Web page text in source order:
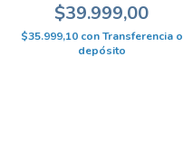
$39.999,00
$35.999,10 con Transferencia o
depósito